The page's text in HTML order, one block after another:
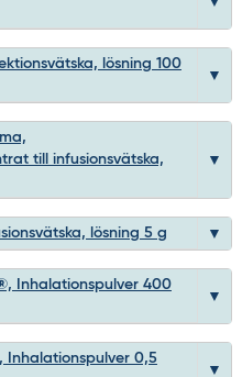
lösning 100
till infusionsvätska,
lösning 5 g
Inhalationspulver 400
Inhalationspulver 0,5